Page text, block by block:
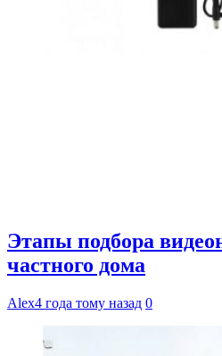
Этапы подбора
частного дома
Alex4 года тому назад 0